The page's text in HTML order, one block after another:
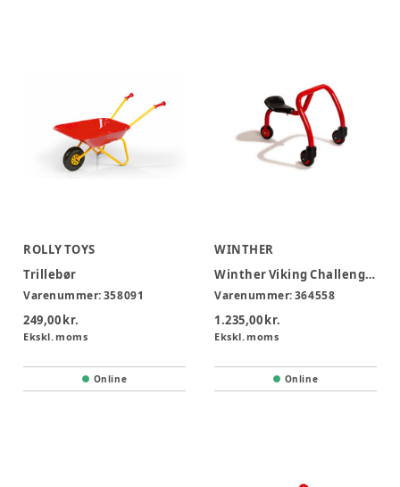
ROLLY TOYS
Trillebør
Varenummer:358091
249,00 kr.
Ekskl. moms
Online
WINTHER
Winther Viking Challenge walkabout 2-4 år
Varenummer:364558
1.235,00 kr.
Ekskl. moms
Online